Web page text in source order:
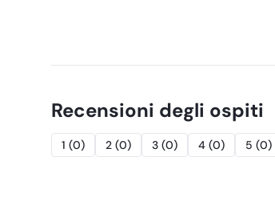
Recensioni degli ospiti
1 (0) 2 (0) 3 (0) 4 (0) 5 (0)